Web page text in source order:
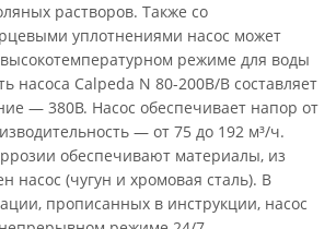
растворов. Также со
уплотнениями насос может
высокотемпературном режиме для воды
насоса Calpeda N 80-200B/B составляет
— 380В. Насос обеспечивает напор от
— от 75 до 192 м³/ч.
обеспечивают материалы, из
насос (чугун и хромовая сталь). В
прописанных в инструкции, насос